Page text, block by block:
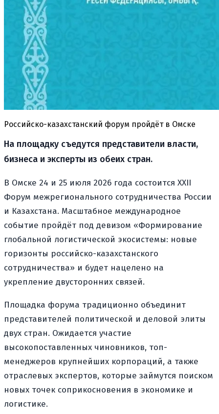
Российско-казахстанский форум пройдёт в Омске
На площадку съедутся представители власти,
бизнеса и эксперты из обеих стран.
В Омске 24 и 25 июля 2026 года состоится XXII
Форум межрегионального сотрудничества России
и Казахстана. Масштабное международное
событие пройдёт под девизом «Формирование
глобальной логистической экосистемы: новые
горизонты российско-казахстанского
сотрудничества» и будет нацелено на
укрепление двусторонних связей.
Площадка форума традиционно объединит
представителей политической и деловой элиты
двух стран. Ожидается участие
высокопоставленных чиновников, топ-
менеджеров крупнейших корпораций, а также
отраслевых экспертов, которые займутся поиском
новых точек соприкосновения в экономике и
логистике.